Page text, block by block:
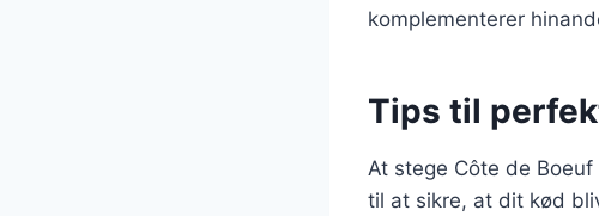
komplementerer
Tips til
At stege Côte de
til at sikre, at dit kød